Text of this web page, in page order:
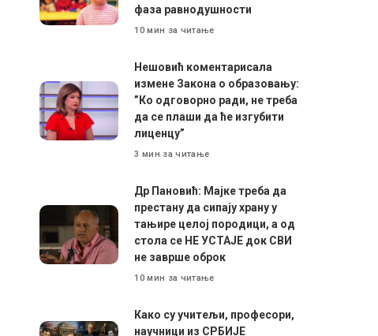
фаза равнодушности
10 мин за читање
Нешовић коментарисала
измене Закона о образовању:
”Ко одговорно ради, не треба
да се плаши да ће изгубити
лиценцу”
3 мин за читање
Др Пановић: Мајке треба да
престану да сипају храну у
тањире целој породици, а од
стола се НЕ УСТАЈЕ док СВИ
не заврше оброк
10 мин за читање
Како су учитељи, професори,
научници из СРБИЈЕ